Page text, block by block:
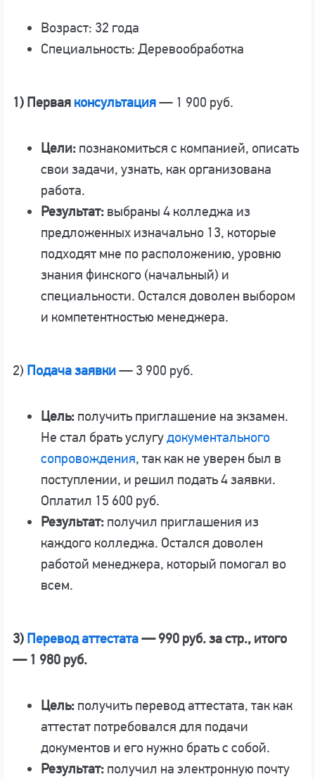
Возраст: 32 года
Специальность: Деревообработка
1) Первая консультация— 1 900 руб.
Цели: познакомиться с компанией, описать
свои задачи, узнать, как организована
работа.
Результат: выбраны 4 колледжа из
предложенных изначально 13, которые
подходят мне по расположению, уровню
знания финского (начальный) и
специальности. Остался доволен выбором
и компетентностью менеджера.
2) Подача заявки— 3 900 руб.
Цель: получить приглашение на экзамен.
Не стал брать услугудокументального
сопровождения, так как не уверен был в
поступлении, и решил подать 4 заявки.
Оплатил 15 600 руб.
Результат: получил приглашения из
каждого колледжа. Остался доволен
работой менеджера, который помогал во
всем.
3) Перевод аттестата— 990 руб. за стр., итого
— 1 980 руб.
Цель: получить перевод аттестата, так как
аттестат потребовался для подачи
документов и его нужно брать с собой.
Результат: получил на электронную почту